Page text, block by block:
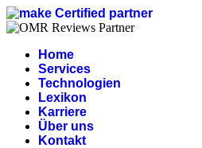
Home
Services
Technologien
Lexikon
Karriere
Über uns
Kontakt